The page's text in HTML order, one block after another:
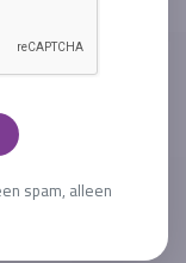
spam, alleen